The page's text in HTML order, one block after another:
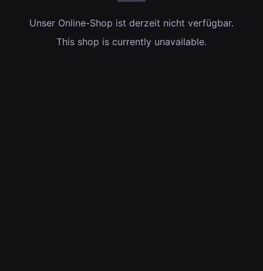
Unser Online-Shop ist derzeit nicht verfügbar.
This shop is currently unavailable.